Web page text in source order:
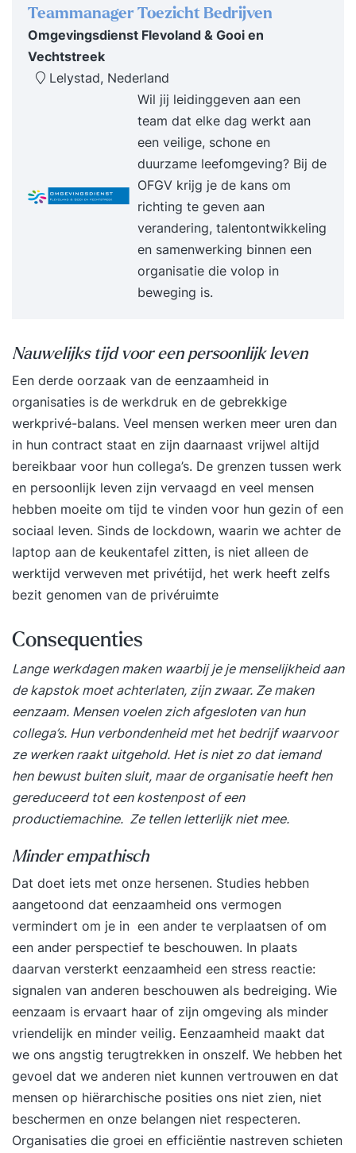
Loslaten van oude ballast Assertiviteit en
daadkracht Authentiek zijn Beter en
gemakkelijker in relatie met anderen. Overwinnen
van angsten en oude patronen (Her)ontdekken
van je kracht en gebruik van je potentieel
Vernieuwde energie Meer rust en stabiliteit Leven
in het hier en nu Duidelijke doelen (werk, carrière,
intakegesprek met een trainer Thuisopdrachten
5-daagse training (12 aaneengesloten dagdelen
met avondprogramma) 4 weken Stappenplan
Zoom-meeting Nazorg-gesprek Training inclusief
persoonlijk stappenplan De Duik wordt afgerond
met een 4-weken Persoonlijk Stappenplan met
ondersteuning zijn er ook 3 of meer coaching-
sessies beschikbaar, evenals deelname aan een
Verdiepingsdag om de geleerde vaardigheden
verder toe te passen. Recencies Bezoek onze
website voor honderden reviews of ons
youtubekanaal met honderden video-reacties.
Deze getuigenissen spreken voor zich. Het gaat
uiteindelijk om de resultaten.Voor vragen, meer
informatie, of een gratis oriëntatiegesprek kun je
altijd contact met ons opnemen. Enkele reacties:
''Life-changing. Ik heb hier de meeste
verandering ervaren na een training ooit. Het is
manager Gemeente Eindhoven ''Het overtrof al
mijn (toch al hoge) verwachtingen. Het mooiste
cadeau aan mezelf.''Jeroen Kuerble, Directeur
Noordhoff Uitgevers ''De Duik is het mooiste wat
mij is overkomen, het overtreft mijn stoutste
dromen. Mijn vooraf gestelde doelen waren op
de laatste dag zo onwerkelijk en onbelangrijk.
Mijn echte 'doel' is helder binnengekomen. Deze
training is de start van de rest van mijn leven. Ik
ga vanaf nu met vertrouwen mijn nieuwe leven
LEVEN. Dank aan Joost, Brechtje, Sandra en de
rest van de groep die ik in mijn hart heb gesloten.
Wat een warm bad. Onvergetelijk!'' Louise
Teammanager Toezicht Bedrijven
Omgevingsdienst Flevoland & Gooi en
Vechtstreek
Lelystad, Nederland
Wil jij leidinggeven aan een
team dat elke dag werkt aan
een veilige, schone en
duurzame leefomgeving? Bij de
OFGV krijg je de kans om
richting te geven aan
verandering, talentontwikkeling
en samenwerking binnen een
organisatie die volop in
beweging is.
Nauwelijks tijd voor een persoonlijk leven
Een derde oorzaak van de eenzaamheid in
organisaties is de werkdruk en de gebrekkige
werkprivé-balans. Veel mensen werken meer uren dan
in hun contract staat en zijn daarnaast vrijwel altijd
bereikbaar voor hun collega’s. De grenzen tussen werk
en persoonlijk leven zijn vervaagd en veel mensen
hebben moeite om tijd te vinden voor hun gezin of een
sociaal leven. Sinds de lockdown, waarin we achter de
laptop aan de keukentafel zitten, is niet alleen de
werktijd verweven met privétijd, het werk heeft zelfs
bezit genomen van de privéruimte
Consequenties
Lange werkdagen maken waarbij je je menselijkheid aan
de kapstok moet achterlaten, zijn zwaar. Ze maken
eenzaam. Mensen voelen zich afgesloten van hun
collega’s. Hun verbondenheid met het bedrijf waarvoor
ze werken raakt uitgehold. Het is niet zo dat iemand
hen bewust buiten sluit, maar de organisatie heeft hen
gereduceerd tot een kostenpost of een
productiemachine. Ze tellen letterlijk niet mee.
Minder empathisch
Dat doet iets met onze hersenen. Studies hebben
aangetoond dat eenzaamheid ons vermogen
vermindert om je in een ander te verplaatsen of om
een ander perspectief te beschouwen. In plaats
daarvan versterkt eenzaamheid een stress reactie:
signalen van anderen beschouwen als bedreiging. Wie
eenzaam is ervaart haar of zijn omgeving als minder
vriendelijk en minder veilig. Eenzaamheid maakt dat
we ons angstig terugtrekken in onszelf. We hebben het
gevoel dat we anderen niet kunnen vertrouwen en dat
mensen op hiërarchische posities ons niet zien, niet
beschermen en onze belangen niet respecteren.
Organisaties die groei en efficiëntie nastreven schieten